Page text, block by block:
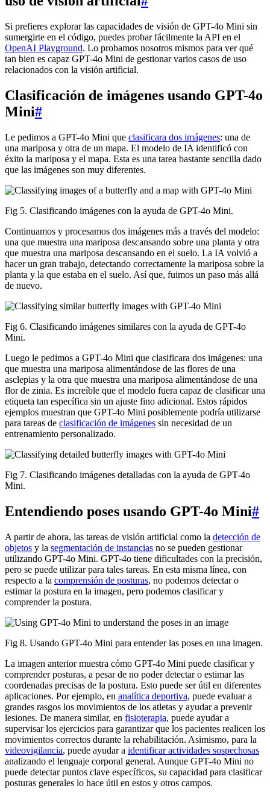
Si prefieres explorar las capacidades de visión de GPT-4o Mini sin
sumergirte en el código, puedes probar fácilmente la API en el
OpenAI Playground. Lo probamos nosotros mismos para ver qué
tan bien es capaz GPT-4o Mini de gestionar varios casos de uso
relacionados con la visión artificial.
Clasificación de imágenes usando GPT-4o
Mini#
Le pedimos a GPT-4o Mini que clasificara dos imágenes: una de
una mariposa y otra de un mapa. El modelo de IA identificó con
éxito la mariposa y el mapa. Esta es una tarea bastante sencilla dado
que las imágenes son muy diferentes.
Fig 5. Clasificando imágenes con la ayuda de GPT-4o Mini.
Continuamos y procesamos dos imágenes más a través del modelo:
una que muestra una mariposa descansando sobre una planta y otra
que muestra una mariposa descansando en el suelo. La IA volvió a
hacer un gran trabajo, detectando correctamente la mariposa sobre la
planta y la que estaba en el suelo. Así que, fuimos un paso más allá
de nuevo.
Fig 6. Clasificando imágenes similares con la ayuda de GPT-4o
Mini.
Luego le pedimos a GPT-4o Mini que clasificara dos imágenes: una
que muestra una mariposa alimentándose de las flores de una
asclepias y la otra que muestra una mariposa alimentándose de una
flor de zinia. Es increíble que el modelo fuera capaz de clasificar una
etiqueta tan específica sin un ajuste fino adicional. Estos rápidos
ejemplos muestran que GPT-4o Mini posiblemente podría utilizarse
para tareas de clasificación de imágenes sin necesidad de un
entrenamiento personalizado.
Fig 7. Clasificando imágenes detalladas con la ayuda de GPT-4o
Mini.
Entendiendo poses usando GPT-4o Mini#
A partir de ahora, las tareas de visión artificial como la detección de
objetos y la segmentación de instancias no se pueden gestionar
utilizando GPT-4o Mini. GPT-4o tiene dificultades con la precisión,
pero se puede utilizar para tales tareas. En esta misma línea, con
respecto a la comprensión de posturas, no podemos detectar o
estimar la postura en la imagen, pero podemos clasificar y
comprender la postura.
Fig 8. Usando GPT-4o Mini para entender las poses en una imagen.
La imagen anterior muestra cómo GPT-4o Mini puede clasificar y
comprender posturas, a pesar de no poder detectar o estimar las
coordenadas precisas de la postura. Esto puede ser útil en diferentes
aplicaciones. Por ejemplo, en analítica deportiva, puede evaluar a
grandes rasgos los movimientos de los atletas y ayudar a prevenir
lesiones. De manera similar, en fisioterapia, puede ayudar a
supervisar los ejercicios para garantizar que los pacientes realicen los
movimientos correctos durante la rehabilitación. Asimismo, para la
videovigilancia, puede ayudar a identificar actividades sospechosas
analizando el lenguaje corporal general. Aunque GPT-4o Mini no
puede detectar puntos clave específicos, su capacidad para clasificar
posturas generales lo hace útil en estos y otros campos.